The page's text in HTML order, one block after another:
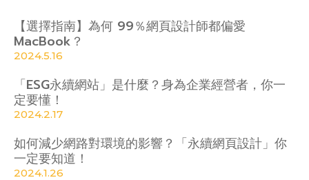
【選擇指南】為何 99％網頁設計師都偏愛
MacBook？
2024.5.16
「ESG永續網站」是什麼？身為企業經營者，你一
定要懂！
2024.2.17
如何減少網路對環境的影響？「永續網頁設計」你
一定要知道！
2024.1.26